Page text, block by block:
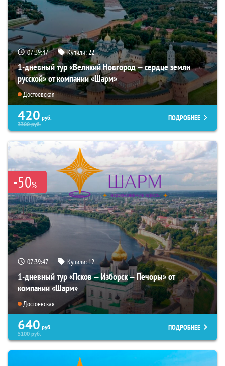
07:39:45 Купили:22
1-дневный тур «Великий Новгород — сердце земли
русской» от компании «Шарм»
Достоевская
420 руб.
3300руб.
ПОДРОБНЕЕ
-50%
07:39:45 Купили:12
1-дневный тур «Псков — Изборск — Печоры» от
компании «Шарм»
Достоевская
640 руб.
5100руб.
ПОДРОБНЕЕ